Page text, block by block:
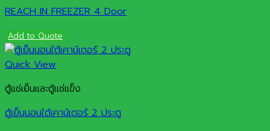
REACH IN FREEZER 4 Door
Add to Quote
Quick View
ตู้แช่เย็นและตู้แช่แข็ง
ตู้เย็นนอนใต้เคาน์เตอร์ 2 ประตู